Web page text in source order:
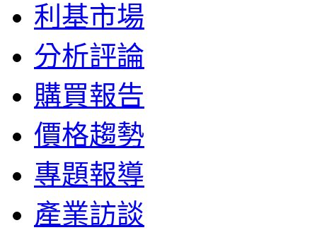
利基市場
分析評論
購買報告
價格趨勢
專題報導
產業訪談